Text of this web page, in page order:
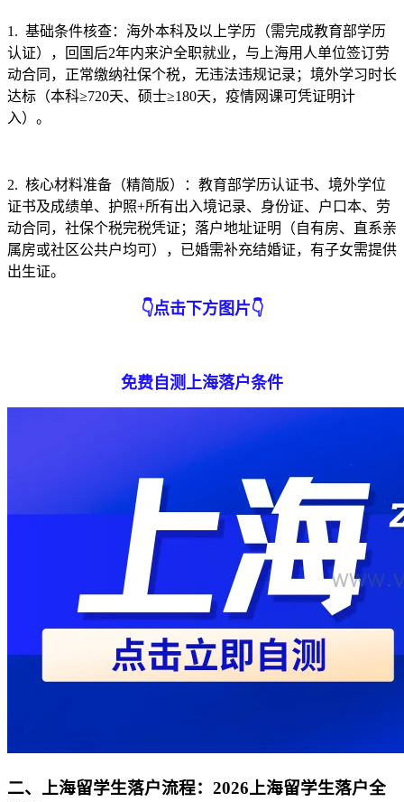
1. 基础条件核查：海外本科及以上学历（需完成教育部学历
认证），回国后2年内来沪全职就业，与上海用人单位签订劳
动合同，正常缴纳社保个税，无违法违规记录；境外学习时长
达标（本科≥720天、硕士≥180天，疫情网课可凭证明计
入）。
2. 核心材料准备（精简版）：教育部学历认证书、境外学位
证书及成绩单、护照+所有出入境记录、身份证、户口本、劳
动合同，社保个税完税凭证；落户地址证明（自有房、直系亲
属房或社区公共户均可），已婚需补充结婚证，有子女需提供
出生证。
👇点击下方图片👇
免费自测上海落户条件
二、上海留学生落户流程：2026上海留学生落户全